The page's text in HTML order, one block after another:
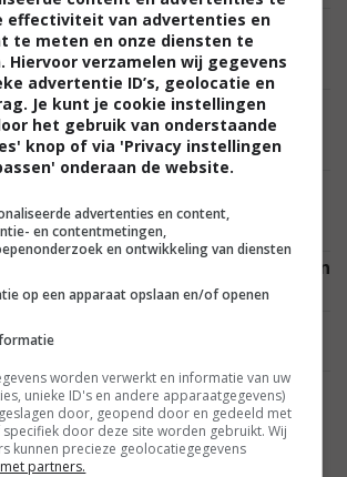
misdaadthriller op Netflix,
op spel moet succes
serie komt terug NIEUWS
brachten wereldwijd meer dan 1
van 'Avatar' tot 'The Dark Knight'
spelen in 'Spider-Man:
weigerde: "Ik was toe aan een
die nu gewoon op Netflix staan en
kleur gevenNETFLIX
actiespektakel met Henry
thuis vanaf de bank
and the Chamber of Secrets' zit
Harry Potter een grote filmfout
effectiviteit van advertenties en
te meten en onze diensten te
Hiervoor verzamelen wij gegevens
advertentie ID’s, geolocatie en
Je kunt je cookie instellingen
het gebruik van onderstaande
knop of via 'Privacy instellingen
onderaan de website.
advertenties en content,
en contentmetingen,
en ontwikkeling van diensten
op een apparaat opslaan en/of openen
worden verwerkt en informatie van uw
unieke ID's en andere apparaatgegevens)
door, geopend door en gedeeld met
door deze site worden gebruikt. Wij
kunnen precieze geolocatiegegevens
partners.